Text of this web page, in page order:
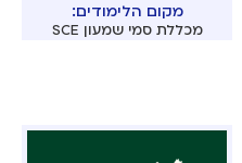
מקום הלימודים:
מכללת סמי שמעון SCE